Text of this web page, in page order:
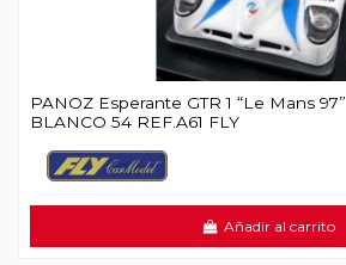
PANOZ Esperante GTR 1 “Le Mans 97”
BLANCO 54 REF.A61 FLY
Añadir al carrito